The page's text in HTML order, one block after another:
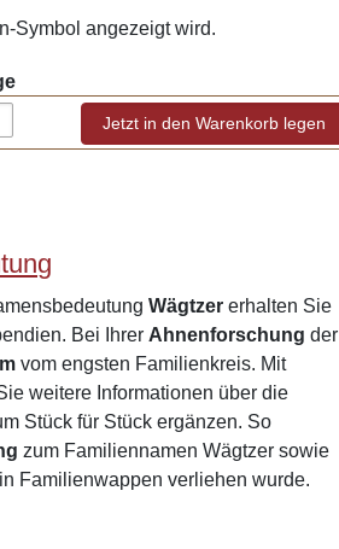
Symbol angezeigt wird.
Wägtzer erhalten Sie
Bei Ihrer Ahnenforschung der
vom engsten Familienkreis. Mit
weitere Informationen über die
Stück für Stück ergänzen. So
zum Familiennamen Wägtzer sowie
Familienwappen verliehen wurde.